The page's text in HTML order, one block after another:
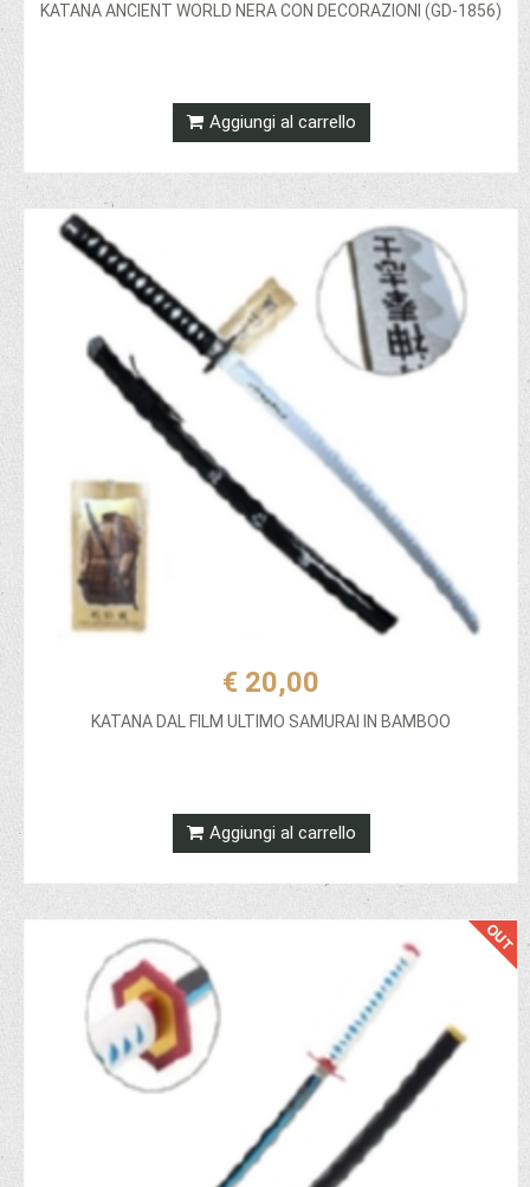
KATANA ANCIENT WORLD NERA CON DECORAZIONI (GD-1856)
Aggiungi al carrello
€ 20,00
KATANA DAL FILM ULTIMO SAMURAI IN BAMBOO
Aggiungi al carrello